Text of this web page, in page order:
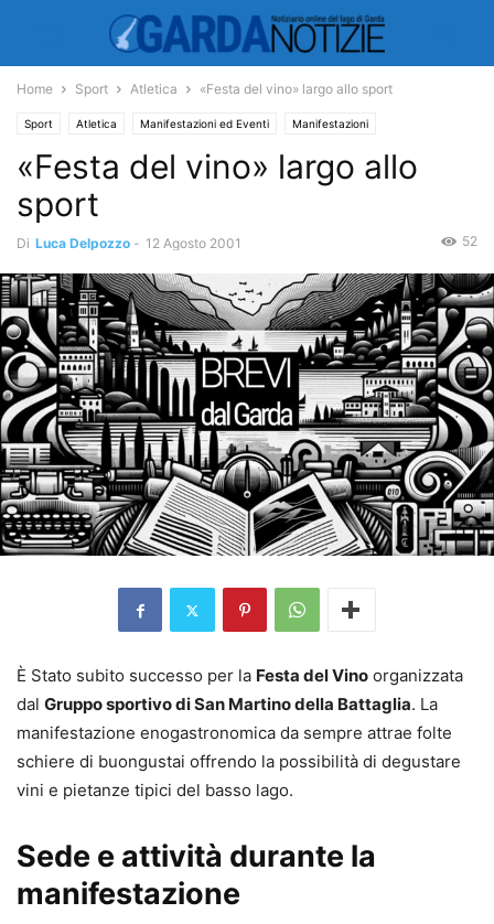
Home Sport Atletica «Festa del vino» largo allo sport
Sport Atletica Manifestazioni ed Eventi Manifestazioni
Sport e Tempo Libero
«Festa del vino» largo allo
sport
Di Luca Delpozzo - 12 Agosto 2001 52
È Stato subito successo per la Festa del Vino organizzata
dal Gruppo sportivo di San Martino della Battaglia. La
manifestazione enogastronomica da sempre attrae folte
schiere di buongustai offrendo la possibilità di degustare
vini e pietanze tipici del basso lago.
Sede e attività durante la
manifestazione